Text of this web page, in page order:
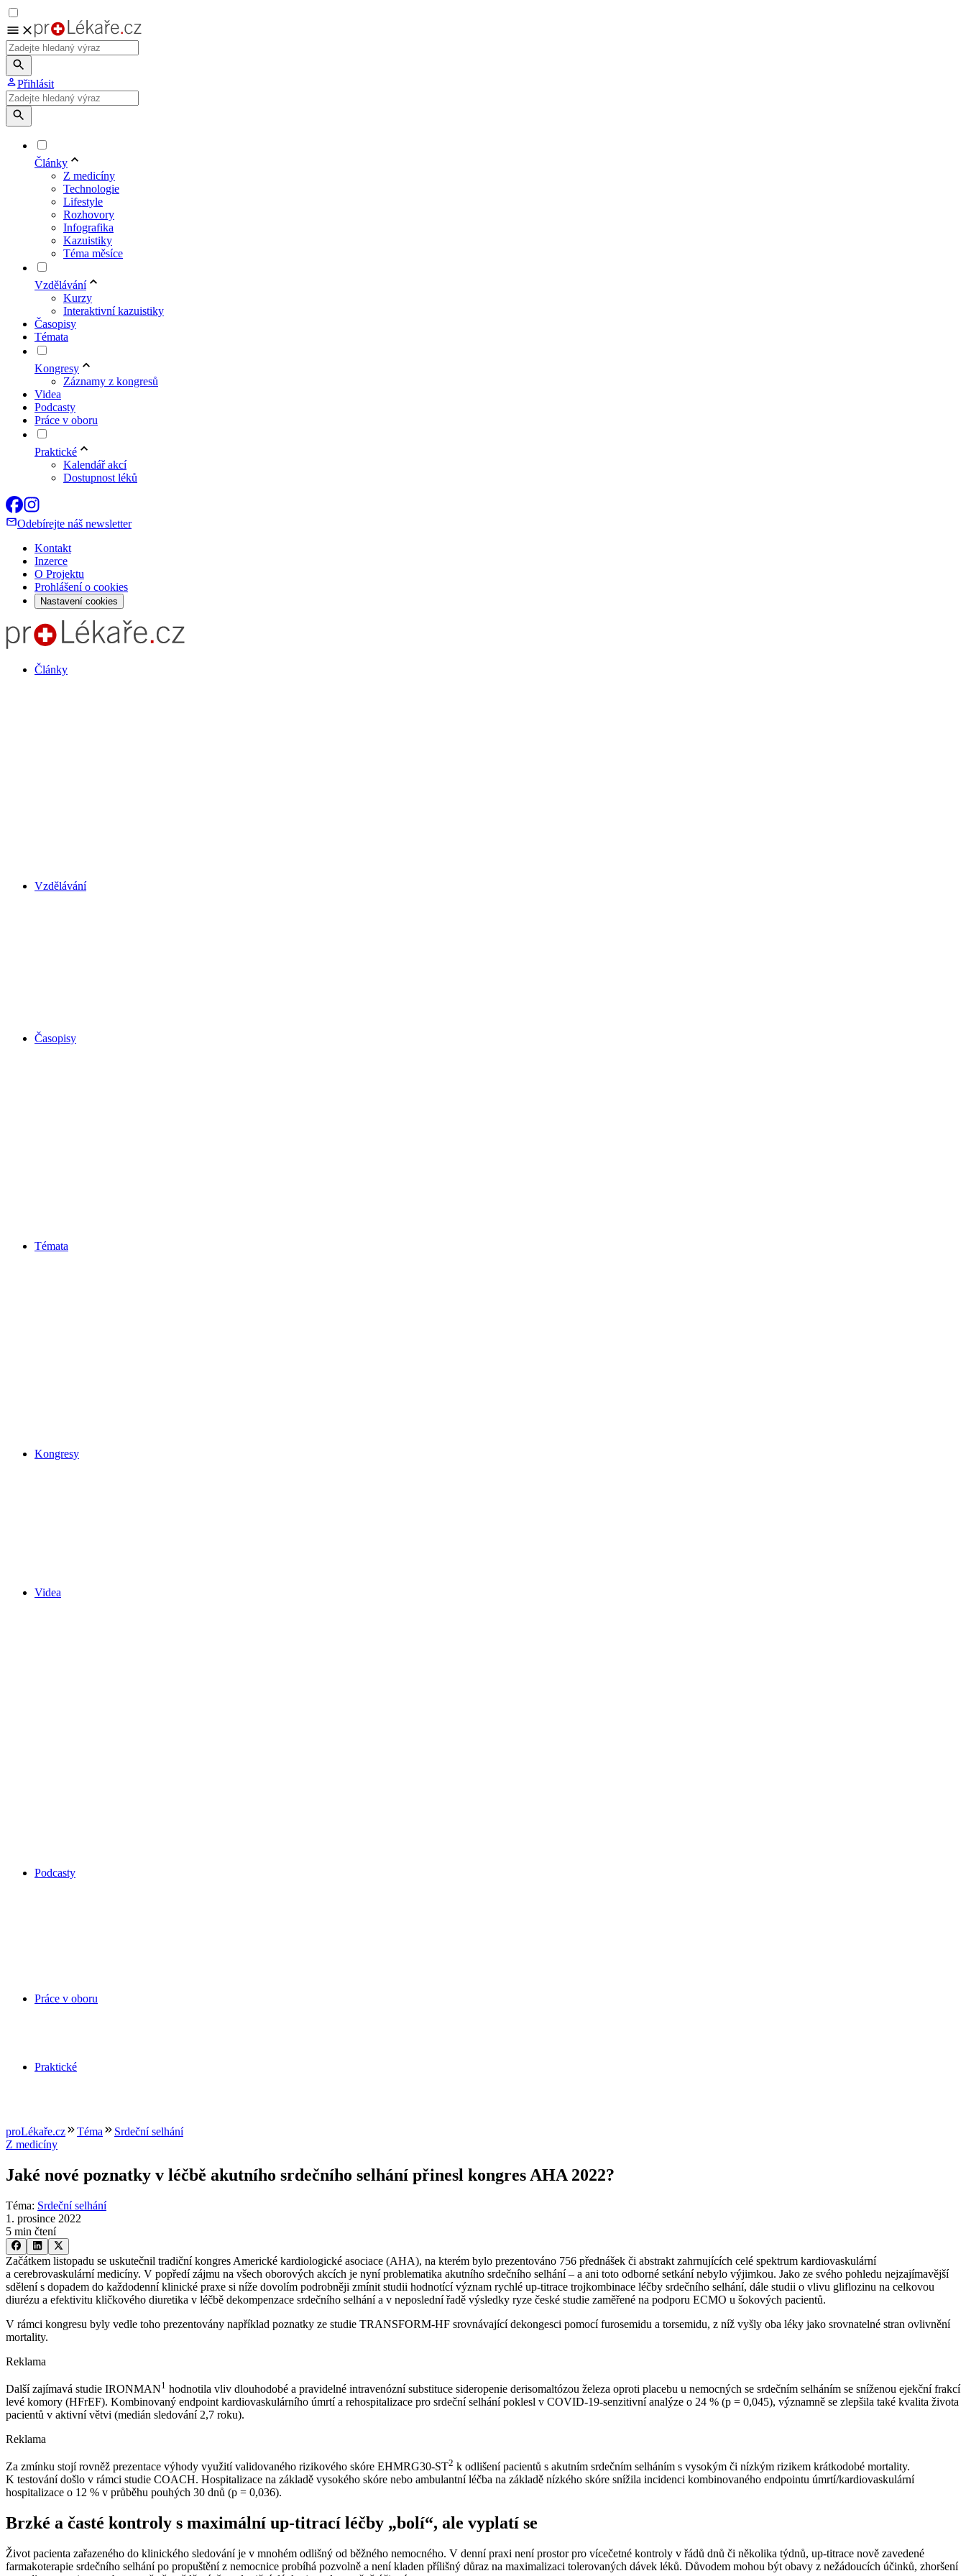
Přihlásit
Články
Z medicíny
Technologie
Lifestyle
Rozhovory
Infografika
Kazuistiky
Téma měsíce
Vzdělávání
Kurzy
Interaktivní kazuistiky
Časopisy
Témata
Kongresy
Záznamy z kongresů
Videa
Podcasty
Práce v oboru
Praktické
Kalendář akcí
Dostupnost léků
Odebírejte náš newsletter
Kontakt
Inzerce
O Projektu
Prohlášení o cookies
Nastavení cookies
Články
Vzdělávání
Časopisy
Témata
Kongresy
Videa
Podcasty
Práce v oboru
Praktické
proLékaře.cz Téma
Srdeční selhání
Z medicíny
Jaké nové poznatky v léčbě akutního srdečního selhání přinesl kongres AHA 2022?
Téma: Srdeční selhání
1. prosince 2022
5 min čtení
Začátkem listopadu se uskutečnil tradiční kongres Americké kardiologické asociace (AHA), na kterém bylo prezentováno 756 přednášek či abstrakt zahrnujících celé spektrum kardiovaskulární
a cerebrovaskulární medicíny. V popředí zájmu na všech oborových akcích je nyní problematika akutního srdečního selhání –⁠ a ani toto odborné setkání nebylo výjimkou. Jako ze svého pohledu nejzajímavější
sdělení s dopadem do každodenní klinické praxe si níže dovolím podrobněji zmínit studii hodnotící význam rychlé up-titrace trojkombinace léčby srdečního selhání, dále studii o vlivu gliflozinu na celkovou
diurézu a efektivitu kličkového diuretika v léčbě dekompenzace srdečního selhání a v neposlední řadě výsledky ryze české studie zaměřené na podporu ECMO u šokových pacientů.
V rámci kongresu byly vedle toho prezentovány například poznatky ze studie TRANSFORM-HF srovnávající dekongesci pomocí furosemidu a torsemidu, z níž vyšly oba léky jako srovnatelné stran ovlivnění
mortality.
Reklama
Další zajímavá studie IRONMAN1 hodnotila vliv dlouhodobé a pravidelné intravenózní substituce sideropenie derisomaltózou železa oproti placebu u nemocných se srdečním selháním se sníženou ejekční frakcí
levé komory (HFrEF). Kombinovaný endpoint kardiovaskulárního úmrtí a rehospitalizace pro srdeční selhání poklesl v COVID-19-senzitivní analýze o 24 % (p = 0,045), významně se zlepšila také kvalita života
pacientů v aktivní větvi (medián sledování 2,7 roku).
Reklama
Za zmínku stojí rovněž prezentace výhody využití validovaného rizikového skóre EHMRG30-ST2 k odlišení pacientů s akutním srdečním selháním s vysokým či nízkým rizikem krátkodobé mortality.
K testování došlo v rámci studie COACH. Hospitalizace na základě vysokého skóre nebo ambulantní léčba na základě nízkého skóre snížila incidenci kombinovaného endpointu úmrtí/kardiovaskulární
hospitalizace o 12 % v průběhu pouhých 30 dnů (p = 0,036).
Brzké a časté kontroly s maximální up-titrací léčby „bolí“, ale vyplatí se
Život pacienta zařazeného do klinického sledování je v mnohém odlišný od běžného nemocného. V denní praxi není prostor pro vícečetné kontroly v řádů dnů či několika týdnů, up-titrace nově zavedené
farmakoterapie srdečního selhání po propuštění z nemocnice probíhá pozvolně a není kladen přílišný důraz na maximalizaci tolerovaných dávek léků. Důvodem mohou být obavy z nežádoucích účinků, zhoršení